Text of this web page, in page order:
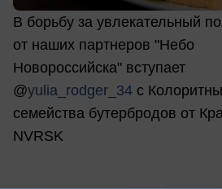
В борьбу за увлекательный
от наших партнеров "Небо
Новороссийска" вступает
@yulia_rodger_34 c
семейства бутербродов от
NVRSK